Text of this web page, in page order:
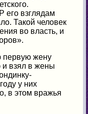
его взглядам
Такой человек
во власть, и
первую жену
и взял в жены
у них
в этом вражья